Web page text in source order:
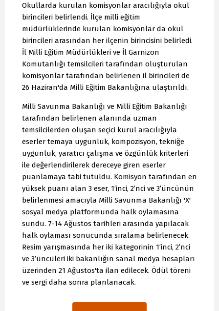
Okullarda kurulan komisyonlar aracılığıyla okul
birincileri belirlendi. İlçe milli eğitim
müdürlüklerinde kurulan komisyonlar da okul
birincileri arasından her ilçenin birincisini belirledi.
İl Milli Eğitim Müdürlükleri ve İl Garnizon
Komutanlığı temsilcileri tarafından oluşturulan
komisyonlar tarafından belirlenen il birincileri de
26 Haziran'da Milli Eğitim Bakanlığına ulaştırıldı.
Milli Savunma Bakanlığı ve Milli Eğitim Bakanlığı
tarafından belirlenen alanında uzman
temsilcilerden oluşan seçici kurul aracılığıyla
eserler temaya uygunluk, kompozisyon, tekniğe
uygunluk, yaratıcı çalışma ve özgünlük kriterleri
ile değerlendirilerek dereceye giren eserler
puanlamaya tabi tutuldu. Komisyon tarafından en
yüksek puanı alan 3 eser, 1’inci, 2’nci ve 3’üncünün
belirlenmesi amacıyla Milli Savunma Bakanlığı 'X'
sosyal medya platformunda halk oylamasına
sundu. 7-14 Ağustos tarihleri arasında yapılacak
halk oylaması sonucunda sıralama belirlenecek.
Resim yarışmasında her iki kategorinin 1’inci, 2’nci
ve 3’üncüleri iki bakanlığın sanal medya hesapları
üzerinden 21 Ağustos'ta ilan edilecek. Ödül töreni
ve sergi daha sonra planlanacak.